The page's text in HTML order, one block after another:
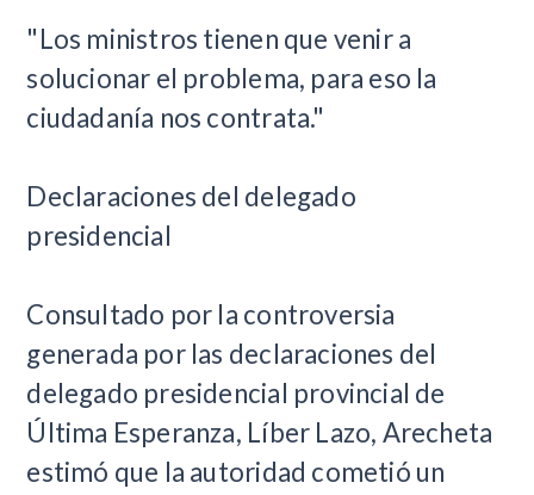
"Los ministros tienen que venir a
solucionar el problema, para eso la
ciudadanía nos contrata."
Declaraciones del delegado
presidencial
Consultado por la controversia
generada por las declaraciones del
delegado presidencial provincial de
Última Esperanza, Líber Lazo, Arecheta
estimó que la autoridad cometió un